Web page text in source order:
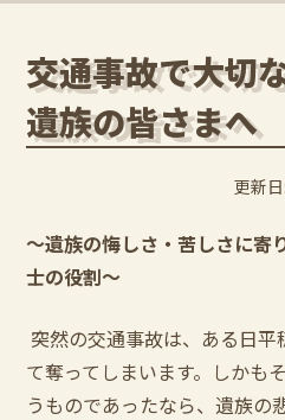
交通事故で大切
遺族の皆さまへ
更新
～遺族の悔しさ・苦しさに寄
士の役割～
突然の交通事故は、ある日
て奪ってしまいます。しかも
うものであったなら、遺族の